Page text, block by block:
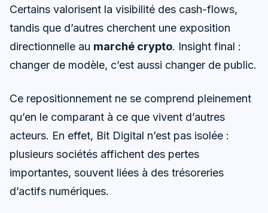
Certains valorisent la visibilité des cash-flows,
tandis que d’autres cherchent une exposition
directionnelle au marché crypto. Insight final :
changer de modèle, c’est aussi changer de public.
Ce repositionnement ne se comprend pleinement
qu’en le comparant à ce que vivent d’autres
acteurs. En effet, Bit Digital n’est pas isolée :
plusieurs sociétés affichent des pertes
importantes, souvent liées à des trésoreries
d’actifs numériques.